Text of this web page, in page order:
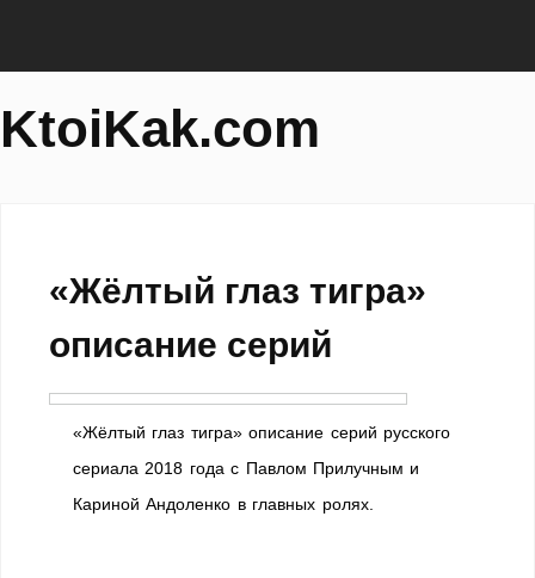
KtoiKak.com
«Жёлтый глаз тигра»
описание серий
«Жёлтый глаз тигра» описание серий русского
сериала 2018 года с Павлом Прилучным и
Кариной Андоленко в главных ролях.